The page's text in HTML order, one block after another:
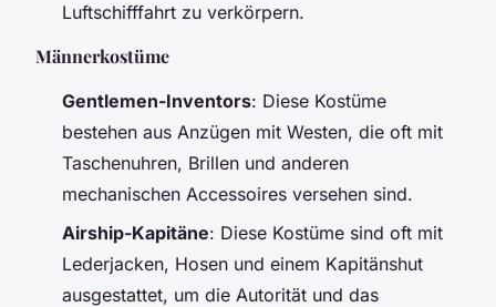
Luftschifffahrt zu verkörpern.
Männerkostüme
Gentlemen-Inventors: Diese Kostüme
bestehen aus Anzügen mit Westen, die oft mit
Taschenuhren, Brillen und anderen
mechanischen Accessoires versehen sind.
Airship-Kapitäne: Diese Kostüme sind oft mit
Lederjacken, Hosen und einem Kapitänshut
ausgestattet, um die Autorität und das